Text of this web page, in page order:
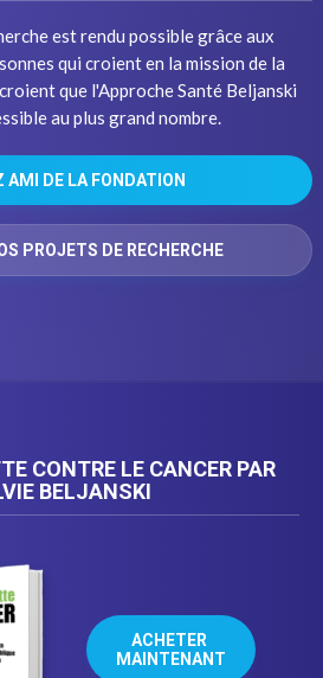
est rendu possible grâce aux
qui croient en la mission de la
que l'Approche Santé Beljanski
au plus grand nombre.
AMI DE LA FONDATION
PROJETS DE RECHERCHE
CONTRE LE CANCER PAR
BELJANSKI
ACHETER
MAINTENANT